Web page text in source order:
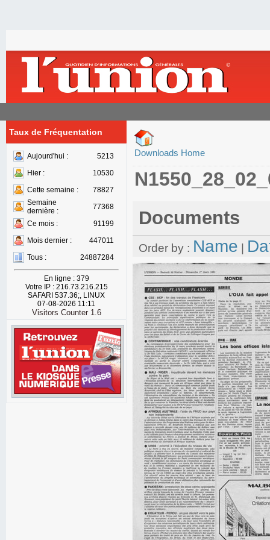
Taux de Fréquentation
Aujourd'hui :
5213
Hier :
10530
Cette semaine :
78827
Semaine
dernière :
77368
Ce mois :
91199
Mois dernier :
447011
Tous :
24887284
En ligne : 379
Votre IP : 216.73.216.215
SAFARI 537.36;, LINUX
07-08-2026 11:11
Visitors Counter 1.6
Downloads Home
Documents
Order by : Name